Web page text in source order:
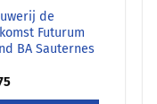
de
Futurum
BA Sauternes